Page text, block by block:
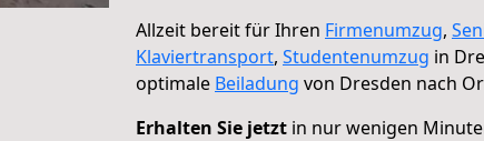
Allzeit bereit für Ihren Firmenumzug,
Klaviertransport, Studentenumzug in
optimale Beiladung von Dresden nach
Erhalten Sie jetzt in nur wenigen